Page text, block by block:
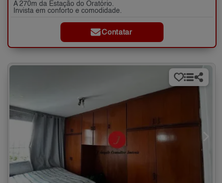
A 270m da Estação do Oratório.
Invista em conforto e comodidade.
Contatar